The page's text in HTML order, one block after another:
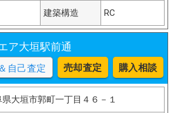
建築構造 RC
ア大垣駅前通
自己査定 売却査定 購入相談
大垣市郭町一丁目４６－１